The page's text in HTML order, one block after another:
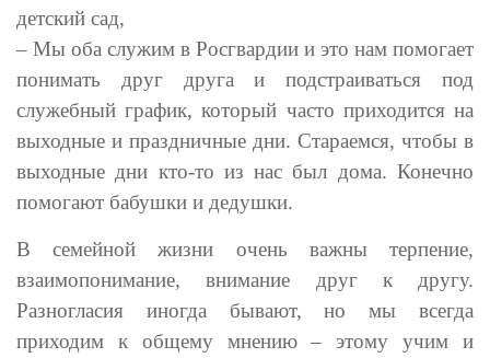
детский сад,
– Мы оба служим в Росгвардии и это нам помогает
понимать друг друга и подстраиваться под
служебный график, который часто приходится на
выходные и праздничные дни. Стараемся, чтобы в
выходные дни кто-то из нас был дома. Конечно
помогают бабушки и дедушки.
В семейной жизни очень важны терпение,
взаимопонимание, внимание друг к другу.
Разногласия иногда бывают, но мы всегда
приходим к общему мнению – этому учим и